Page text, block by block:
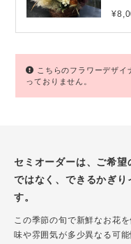
こちらのフラワーデザ
っておりません。
セミオーダーは、ご希
ではなく、できるかぎり
す。
この季節の旬で新鮮なお花
味や雰囲気が多少異なる可